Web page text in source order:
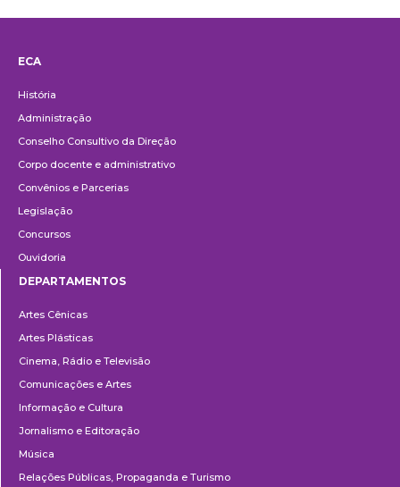
ECA
História
Administração
Conselho Consultivo da Direção
Corpo docente e administrativo
Convênios e Parcerias
Legislação
Concursos
Ouvidoria
DEPARTAMENTOS
Artes Cênicas
Artes Plásticas
Cinema, Rádio e Televisão
Comunicações e Artes
Informação e Cultura
Jornalismo e Editoração
Música
Relações Públicas, Propaganda e Turismo